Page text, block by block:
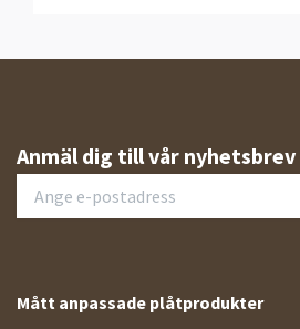
Anmäl dig till vår nyhetsbrev
Mått anpassade plåtprodukter